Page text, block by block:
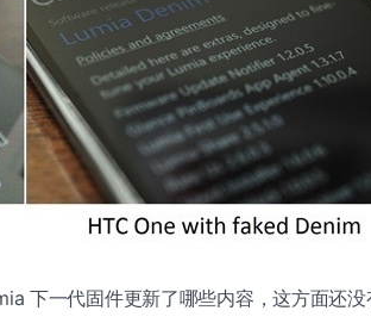
下一代固件更新了哪些内容，这方面还没